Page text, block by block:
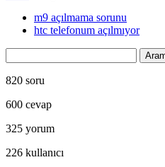
m9 açılmama sorunu
htc telefonum açılmıyor
820 soru
600 cevap
325 yorum
226 kullanıcı